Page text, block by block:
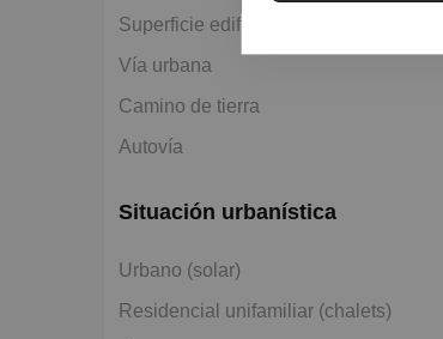
Superficie edificable 250 m
Vía urbana
Camino de tierra
Autovía
Situación urbanística
Urbano (solar)
Residencial unifamiliar (chalets)